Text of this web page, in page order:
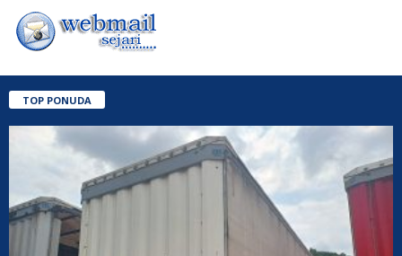
TOP PONUDA